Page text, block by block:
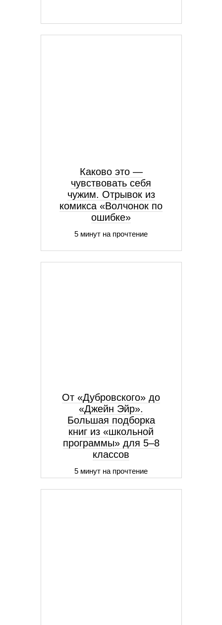
Каково это —
чувствовать себя
чужим. Отрывок из
комикса «Волчонок по
ошибке»
5 минут на прочтение
От «Дубровского» до
«Джейн Эйр».
Большая подборка
книг из «школьной
программы» для 5–8
классов
5 минут на прочтение